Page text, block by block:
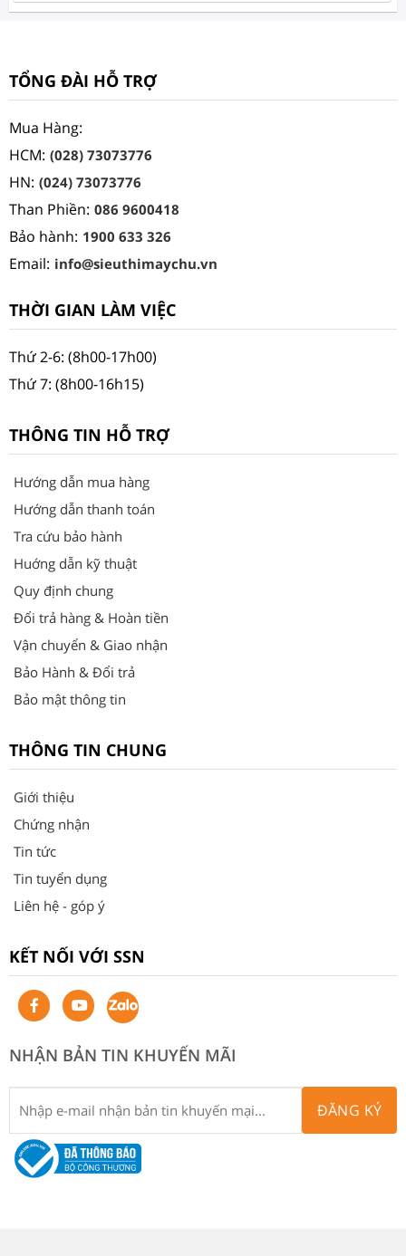
TỔNG ĐÀI HỖ TRỢ
Mua Hàng:
HCM: (028) 73073776
HN: (024) 73073776
Than Phiền: 086 9600418
Bảo hành: 1900 633 326
Email: info@sieuthimaychu.vn
THỜI GIAN LÀM VIỆC
Thứ 2-6: (8h00-17h00)
Thứ 7: (8h00-16h15)
THÔNG TIN HỖ TRỢ
Hướng dẫn mua hàng
Hướng dẫn thanh toán
Tra cứu bảo hành
Huớng dẫn kỹ thuật
Quy định chung
Đổi trả hàng & Hoàn tiền
Vận chuyển & Giao nhận
Bảo Hành & Đổi trả
Bảo mật thông tin
THÔNG TIN CHUNG
Giới thiệu
Chứng nhận
Tin tức
Tin tuyển dụng
Liên hệ - góp ý
KẾT NỐI VỚI SSN
NHẬN BẢN TIN KHUYẾN MÃI
ĐĂNG KÝ